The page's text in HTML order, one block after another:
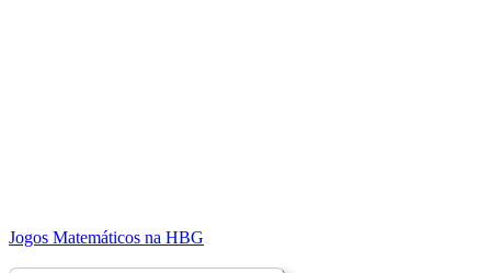
Jogos Matemáticos na HBG